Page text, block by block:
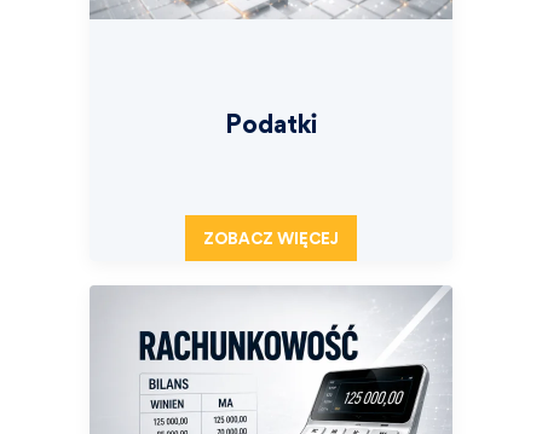
Podatki
ZOBACZ WIĘCEJ